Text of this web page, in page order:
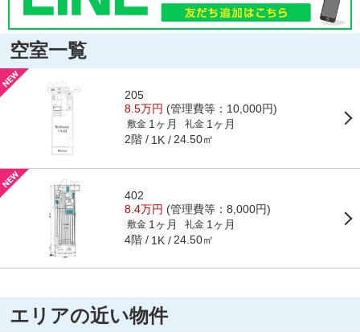
空室一覧
205
8.5万円 (管理費等：10,000円)
敷金 1ヶ月 礼金 1ヶ月
2階 1K 24.50㎡
402
8.4万円 (管理費等：8,000円)
敷金 1ヶ月 礼金 1ヶ月
4階 1K 24.50㎡
エリアの近い物件